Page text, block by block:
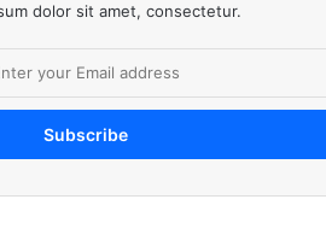
dolor sit amet, consectetur.